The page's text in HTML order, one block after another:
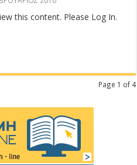
this content. Please Log In.
Page 1 of 4